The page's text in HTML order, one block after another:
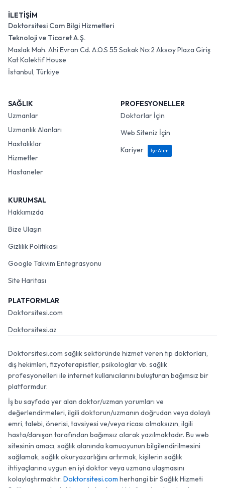
İLETİŞİM
Doktorsitesi Com Bilgi Hizmetleri
Teknoloji ve Ticaret A.Ş.
Maslak Mah. Ahi Evran Cd. A.O.S 55 Sokak No:2 Aksoy Plaza Giriş
Kat Kolektif House
İstanbul, Türkiye
SAĞLIK
Uzmanlar
Uzmanlık Alanları
Hastalıklar
Hizmetler
Hastaneler
PROFESYONELLER
Doktorlar İçin
Web Siteniz İçin
Kariyer
İşe Alım
KURUMSAL
Hakkımızda
Bize Ulaşın
Gizlilik Politikası
Google Takvim Entegrasyonu
Site Haritası
PLATFORMLAR
Doktorsitesi.com
Doktorsitesi.az
Doktorsitesi.com sağlık sektöründe hizmet veren tıp doktorları,
diş hekimleri, fizyoterapistler, psikologlar vb. sağlık
profesyonelleri ile internet kullanıcılarını buluşturan bağımsız bir
platformdur.
İş bu sayfada yer alan doktor/uzman yorumları ve
değerlendirmeleri, ilgili doktorun/uzmanın doğrudan veya dolaylı
emri, talebi, önerisi, tavsiyesi ve/veya ricası olmaksızın, ilgili
hasta/danışan tarafından bağımsız olarak yazılmaktadır. Bu web
sitesinin amacı, sağlık alanında kamuoyunun bilgilendirilmesini
sağlamak, sağlık okuryazarlığını artırmak, kişilerin sağlık
ihtiyaçlarına uygun en iyi doktor veya uzmana ulaşmasını
kolaylaştırmaktır. Doktorsitesi.com herhangi bir Sağlık Hizmeti